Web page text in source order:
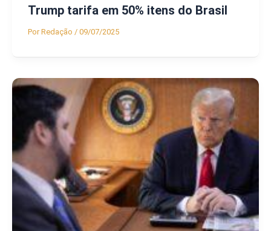
Trump tarifa em 50% itens do Brasil
PorRedação / 09/07/2025